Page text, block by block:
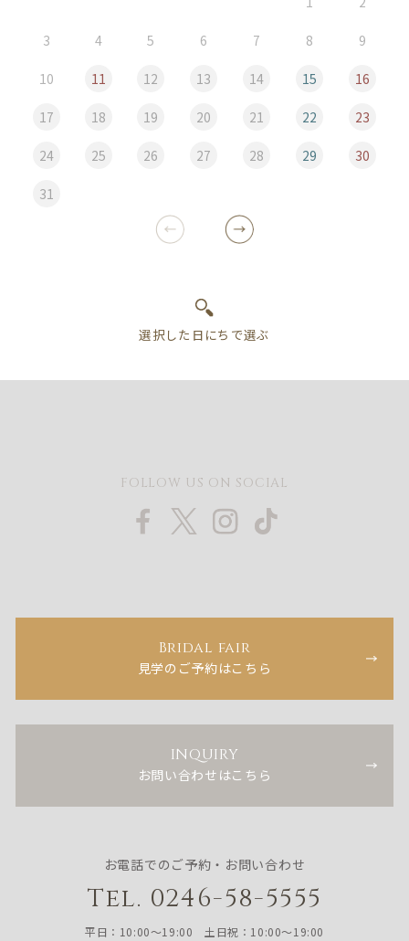
3 4 5 6 7 8 9
10 11 12 13 14 15 16
17 18 19 20 21 22 23
24 25 26 27 28 29 30
31
FOLLOW US ON SOCIAL
Bridal fair
見学のご予約はこちら
INQUIRY
お問い合わせはこちら
お電話でのご予約・お問い合わせ
Tel. 0246-58-5555
平日：10:00〜19:00 土日祝：10:00〜19:00